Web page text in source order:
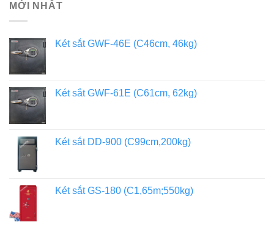
MỚI NHẤT
Két sắt GWF-46E (C46cm, 46kg)
Két sắt GWF-61E (C61cm, 62kg)
Két sắt DD-900 (C99cm,200kg)
Két sắt GS-180 (C1,65m;550kg)